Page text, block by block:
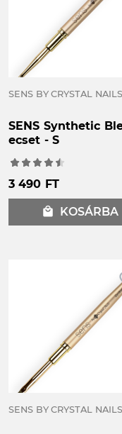
SENS BY CRYSTAL NAILS
SENS Synthetic
ecset - S
3 490 FT
local_mall KOSÁRBA
SENS BY CRYSTAL NAILS